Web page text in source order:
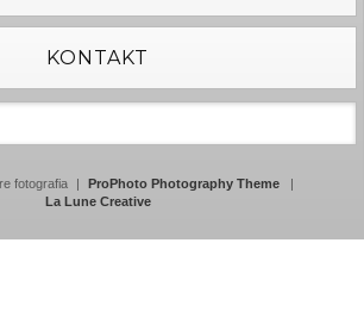
KONTAKT
fotografia | ProPhoto Photography Theme
|
La Lune Creative